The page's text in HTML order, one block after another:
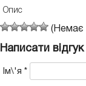
Опис
(Немає
Написати відгук
Ім\'я *